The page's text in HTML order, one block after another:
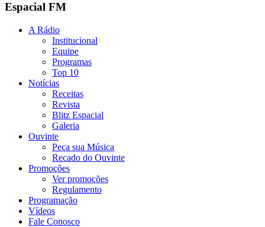
Espacial FM
A Rádio
Institucional
Equipe
Programas
Top 10
Notícias
Receitas
Revista
Blitz Espacial
Galeria
Ouvinte
Peça sua Música
Recado do Ouvinte
Promoções
Ver promoções
Regulamento
Programação
Vídeos
Fale Conosco